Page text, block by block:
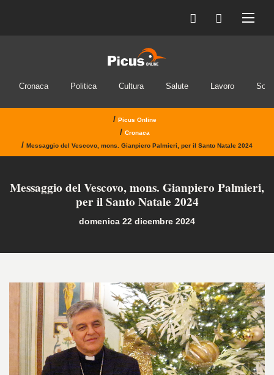
Cronaca Politica Cultura Salute Lavoro
/ Picus Online
/ Cronaca
/ Messaggio del Vescovo, mons. Gianpiero Palmieri, per il Santo Natale 2024
Messaggio del Vescovo, mons. Gianpiero Palmieri,
per il Santo Natale 2024
domenica 22 dicembre 2024